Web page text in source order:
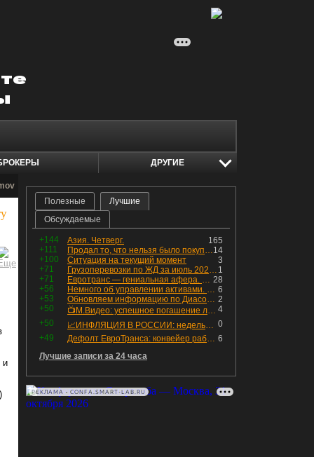
ДРУГИЕ
и
Полезные
Лучшие
Обсуждаемые
+144 165
Азия. Четверг.
+111
14
Продал то, что нельзя было покупать. Изменения в портфеле
+100
3
Ситуация на текущий момент
+71
1
Грузоперевозки по ЖД за июль 2026 г. — четвёртый месяц подряд роста, чёрные металлы на уровне прошлого года, а каменный уголь в плюсе.
+71
28
Евротранс — гениальная афера. Собрал с инвесторов денег, выплатил дивидендов больше текущей капитализации и ушёл в дефолт
+56
6
Немного об управлении активами. Для заинтересованных
+53
2
Обновляем информацию по Диасофту: дивиденды и выкуп
+50
4
📺М.Видео: успешное погашение любимого флоатера
+50
0
📈ИНФЛЯЦИЯ В РОССИИ: недельная дефляция, но в годовом выражении рост 😢
+49
6
Дефолт ЕвроТранса: конвейер работает исправно
Лучшие записи за 24 часа
РЕКЛАМА • CONFA.SMART-LAB.RU